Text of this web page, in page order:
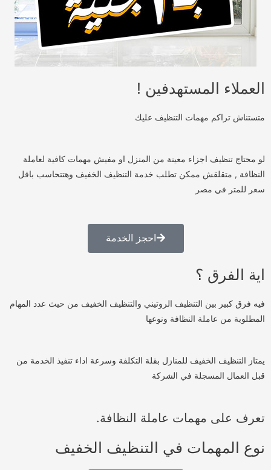
العملاء المستهدفين !
متستناش تراكم مهمات التنظيف عليك
لو محتاج تنظيف اجزاء معينة من المنزل او مفيش مهمات كافية لعاملة
النظافة , متقلقش ممكن تطلب خدمة التنظيف الخفيف وهتتحاسب باقل
سعر للمتر في مصر
احجز الخدمة
اية الفرق ؟
فيه فرق كبير بين التنظيف الروتيني والتنظيف الخفيف من حيث عدد المهام
المطلوبة من عاملة النظافة ونوعها
يمتاز التنظيف الخفيف للمنازل بقلة التكلفة وسرعة اداء تنفيذ الخدمة من
قبل العمال المسجلة في الشركة
تعرف على مهمات عاملة النظافة.
نوع المهمات في التنظيف الخفيف